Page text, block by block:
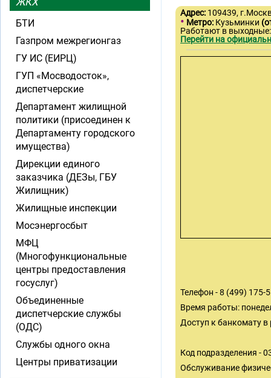
Адрес: 109439,
• Метро: Кузьминки
Работают в
Перейти на
Телефон - 8 (499) 175-
Время работы:
Доступ к банкомату
Код подразделения -
Обслуживание
БТИ
Газпром межрегионгаз
ГУ ИС (ЕИРЦ)
ГУП «Мосводосток»,
диспетчерские
Департамент жилищной
политики (присоединен к
Департаменту городского
имущества)
Дирекции единого
заказчика (ДЕЗы, ГБУ
Жилищник)
Жилищные инспекции
Мосэнергосбыт
МФЦ
(Многофункциональные
центры предоставления
госуслуг)
Объединенные
диспетчерские службы
(ОДС)
Службы одного окна
Центры приватизации